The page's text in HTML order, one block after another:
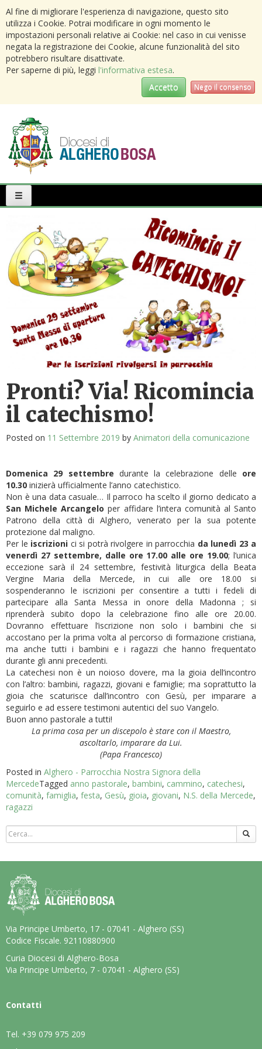
Al fine di migliorare l'esperienza di navigazione, questo sito
utilizza i Cookie. Potrai modificare in ogni momento le
impostazioni personali relative ai Cookie: nel caso in cui venisse
negata la registrazione dei Cookie, alcune funzionalità del sito
potrebbero risultare disattivate.
Per saperne di più, leggi l'informativa estesa.
Accetto
Nego il consenso
Menu
Pronti? Via! Ricomincia
il catechismo!
Posted on 11 Settembre 2019 by Animatori della comunicazione
Domenica 29 settembre durante la celebrazione delle ore
10.30 inizierà ufficialmente l’anno catechistico.
Non è una data casuale… Il parroco ha scelto il giorno dedicato a
San Michele Arcangelo per affidare l’intera comunità al Santo
Patrono della città di Alghero, venerato per la sua potente
protezione dal maligno.
Per le iscrizioni ci si potrà rivolgere in parrocchia da lunedì 23 a
venerdì 27 settembre, dalle ore 17.00 alle ore 19.00; l’unica
eccezione sarà il 24 settembre, festività liturgica della Beata
Vergine Maria della Mercede, in cui alle ore 18.00 si
sospenderanno le iscrizioni per consentire a tutti i fedeli di
partecipare alla Santa Messa in onore della Madonna ; si
riprenderà subito dopo la celebrazione fino alle ore 20.00.
Dovranno effettuare l’iscrizione non solo i bambini che si
accostano per la prima volta al percorso di formazione cristiana,
ma anche tutti i bambini e i ragazzi che hanno frequentato
durante gli anni precedenti.
La catechesi non è un noioso dovere, ma la gioia dell’incontro
con l’altro: bambini, ragazzi, giovani e famiglie; ma soprattutto la
gioia che scaturisce dall’incontro con Gesù, per imparare a
seguirlo e ad essere testimoni autentici del suo Vangelo.
Buon anno pastorale a tutti!
La prima cosa per un discepolo è stare con il Maestro,
ascoltarlo, imparare da Lui.
(Papa Francesco)
Posted in Alghero - Parrocchia Nostra Signora della
MercedeTagged anno pastorale, bambini, cammino, catechesi,
comunità, famiglia, festa, Gesù, gioia, giovani, N.S. della Mercede,
ragazzi
Via Principe Umberto, 17 - 07041 - Alghero (SS)
Codice Fiscale. 92110880900
Curia Diocesi di Alghero-Bosa
Via Principe Umberto, 7 - 07041 - Alghero (SS)
Contatti
Tel. +39 079 975 209